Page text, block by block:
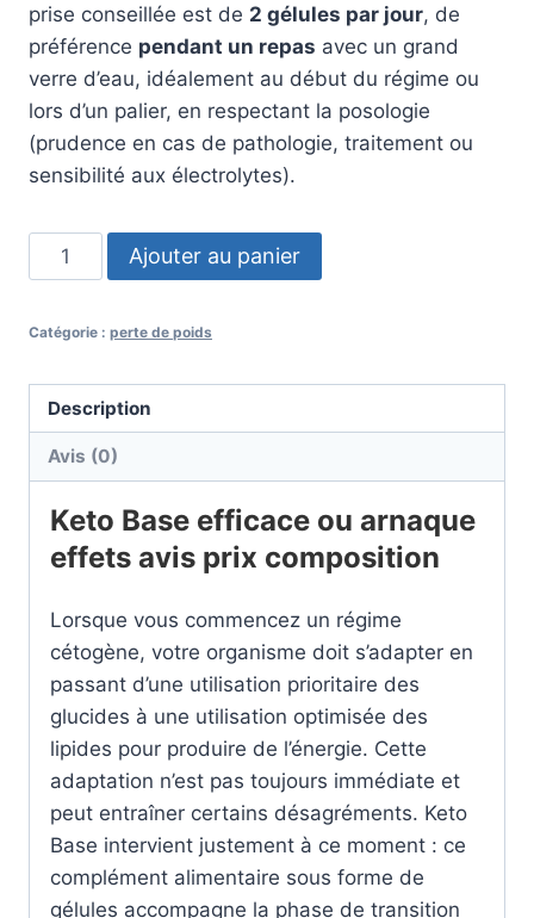
prise conseillée est de 2 gélules par jour, de
préférence pendant un repas avec un grand
verre d’eau, idéalement au début du régime ou
lors d’un palier, en respectant la posologie
(prudence en cas de pathologie, traitement ou
sensibilité aux électrolytes).
quantité
de
Base
Ajouter au panier
Catégorie : perte de poids
Description
Avis (0)
Keto Base efficace ou arnaque
effets avis prix composition
Lorsque vous commencez un régime
cétogène, votre organisme doit s’adapter en
passant d’une utilisation prioritaire des
glucides à une utilisation optimisée des
lipides pour produire de l’énergie. Cette
adaptation n’est pas toujours immédiate et
peut entraîner certains désagréments. Keto
Base intervient justement à ce moment : ce
complément alimentaire sous forme de
gélules accompagne la phase de transition